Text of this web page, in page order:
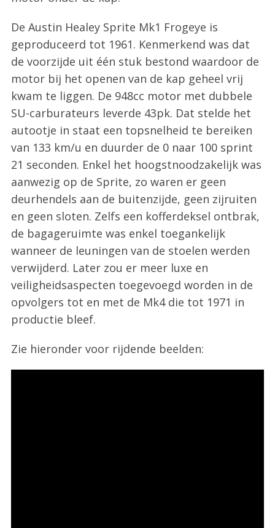
De Austin Healey Sprite Mk1 Frogeye is
geproduceerd tot 1961. Kenmerkend was dat
de voorzijde uit één stuk bestond waardoor de
motor bij het openen van de kap geheel vrij
kwam te liggen. De 948cc motor met dubbele
SU-carburateurs leverde 43pk. Dat stelde het
autootje in staat een topsnelheid te bereiken
van 133 km/u en duurder de 0 naar 100 sprint
21 seconden. Enkel het hoogstnoodzakelijk was
aanwezig op de Sprite, zo waren er geen
deurhendels aan de buitenzijde, geen zijruiten
en geen sloten. Zelfs een kofferdeksel ontbrak,
de bagageruimte was enkel toegankelijk
wanneer de leuningen van de stoelen werden
verwijderd. Later zou er meer luxe en
veiligheidsaspecten toegevoegd worden in de
opvolgers tot en met de Mk4 die tot 1971 in
productie bleef.
Zie hieronder voor rijdende beelden: